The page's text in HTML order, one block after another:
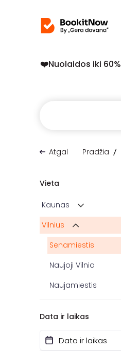
❤️️Nuolaidos iki 60%
Atgal Pradžia
Vieta
Kaunas
Vilnius
Senamiestis
Naujoji Vilnia
Naujamiestis
Mažeikiai
Data ir laikas